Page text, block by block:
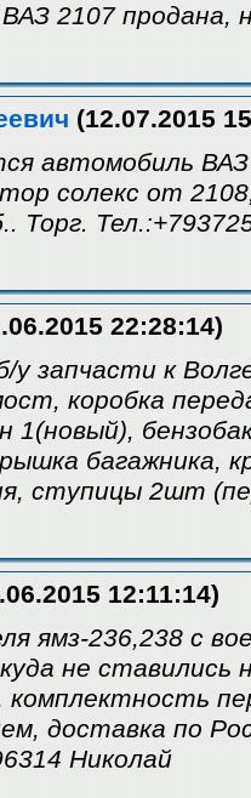
2107 продана,
(12.07.2015
автомобиль ВАЗ
солекс от
Торг.
22:28:14)
у запчасти к
коробка
1(новый),
багажника,
ступицы 2шт
12:11:14)
ямз-236,238 с
не ставились
комплектность
доставка по
Николай